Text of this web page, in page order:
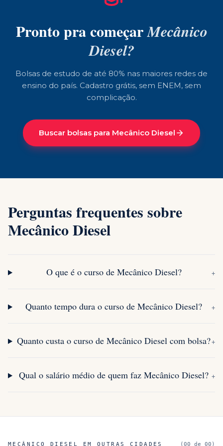
Pronto pra começarMecânico
Diesel?
Bolsas de estudo de até 80% nas maiores redes de
ensino do país. Cadastro grátis, sem ENEM, sem
complicação.
Buscar bolsas para Mecânico Diesel
Perguntas frequentes sobre
Mecânico Diesel
O que é o curso de Mecânico Diesel? +
Quanto tempo dura o curso de Mecânico Diesel? +
Quanto custa o curso de Mecânico Diesel com bolsa?+
Qual o salário médio de quem faz Mecânico Diesel? +
MECÂNICO DIESEL EM OUTRAS CIDADES (00 de 00 )